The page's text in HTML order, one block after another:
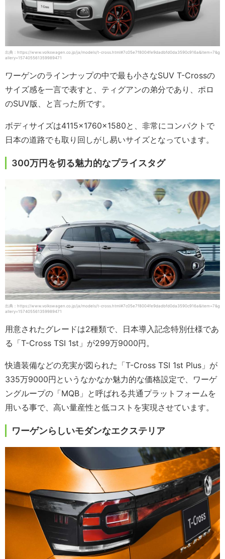
出典：https://www.volkswagen.co.jp/ja/models/t-cross.html#7c05e7f8004fe9dadbfd0da3590c916a&item=7&g
allery=157405561359989471
ワーゲンのラインナップの中で最も小さなSUV T-Crossの
サイズ感を一言で表すと、ティグアンの弟分であり、ポロ
のSUV版、と言った所です。
ボディサイズは4115×1760×1580と、非常にコンパクトで
日本の道路でも取り回しがし易いサイズとなっています。
300万円を切る魅力的なプライスタグ
出典：https://www.volkswagen.co.jp/ja/models/t-cross.html#7c05e7f8004fe9dadbfd0da3590c916a&item=7&g
allery=157405561359989471
用意されたグレードは2種類で、日本導入記念特別仕様であ
る「T-Cross TSI 1st」が299万9000円。
快適装備などの充実が図られた「T-Cross TSI 1st Plus」が
335万9000円というなかなか魅力的な価格設定で、ワーゲ
ングループの「MQB」と呼ばれる共通プラットフォームを
用いる事で、高い量産性と低コストを実現させています。
ワーゲンらしいモダンなエクステリア